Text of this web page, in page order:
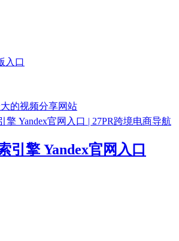
入口
的视频分享网站
引擎 Yandex官网入口